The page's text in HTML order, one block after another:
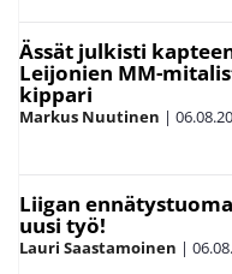
Ässät julkisti
Leijonien MM-
kippari
Markus Nuutinen |
Liigan
uusi työ!
Lauri Saastamoinen |